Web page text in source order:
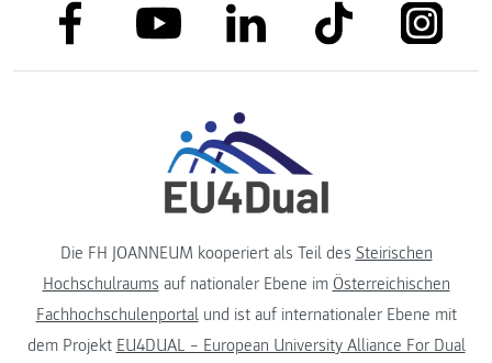
link to facebooklink to youtubelink to linkedinlink to tiktok
Die FH JOANNEUM kooperiert als Teil des Steirischen
Hochschulraums auf nationaler Ebene im Österreichischen
Fachhochschulenportalund ist auf internationaler Ebene mit
dem Projekt EU4DUAL – European University Alliance For Dual